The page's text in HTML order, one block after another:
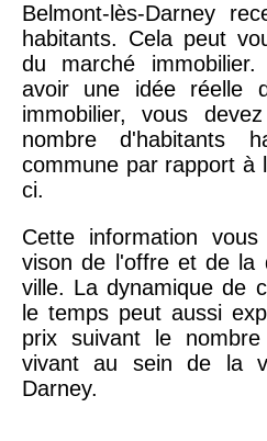
Belmont-lès-Darney
habitants. Cela peut
du marché
avoir une idée réelle
immobilier, vous
nombre d'habitants
commune par rapport à
ci.
Cette information
vison de l'offre et de la
ville. La dynamique de
le temps peut aussi
prix suivant le
vivant au sein de la
Darney.